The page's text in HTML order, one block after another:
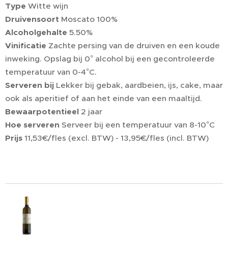
Type Witte wijn
Druivensoort Moscato 100%
Alcoholgehalte 5.50%
Vinificatie Zachte persing van de druiven en een koude
inweking. Opslag bij 0° alcohol bij een gecontroleerde
temperatuur van 0-4°C.
Serveren bij Lekker bij gebak, aardbeien, ijs, cake, maar
ook als aperitief of aan het einde van een maaltijd.
Bewaarpotentieel 2 jaar
Hoe serveren Serveer bij een temperatuur van 8-10°C
Prijs 11,53€/fles (excl. BTW) - 13,95€/fles (incl. BTW)